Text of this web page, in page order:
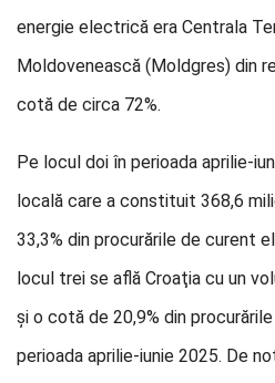
energie electrică era Centrala
Moldovenească (Moldgres) din
cotă de circa 72%.
Pe locul doi în perioada aprilie-
locală care a constituit 368,6
33,3% din procurările de curent
locul trei se află Croaţia cu un
şi o cotă de 20,9% din
perioada aprilie-iunie 2025. De